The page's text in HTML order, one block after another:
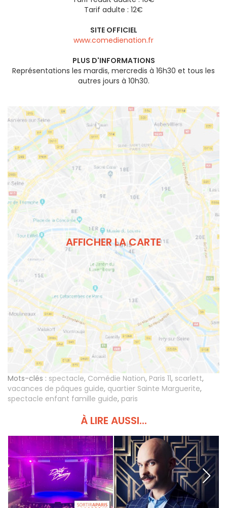
Tarif adulte : 12€
SITE OFFICIEL
www.comedienation.fr
PLUS D'INFORMATIONS
Représentations les mardis, mercredis à 16h30 et tous les
autres jours à 10h30.
AFFICHER LA CARTE
Mots-clés : spectacle, Comédie Nation, Paris 11, scarlett,
vacances de pâques guide, quartier Sainte Marguerite,
spectacle enfant famille guide, paris
À LIRE AUSSI...